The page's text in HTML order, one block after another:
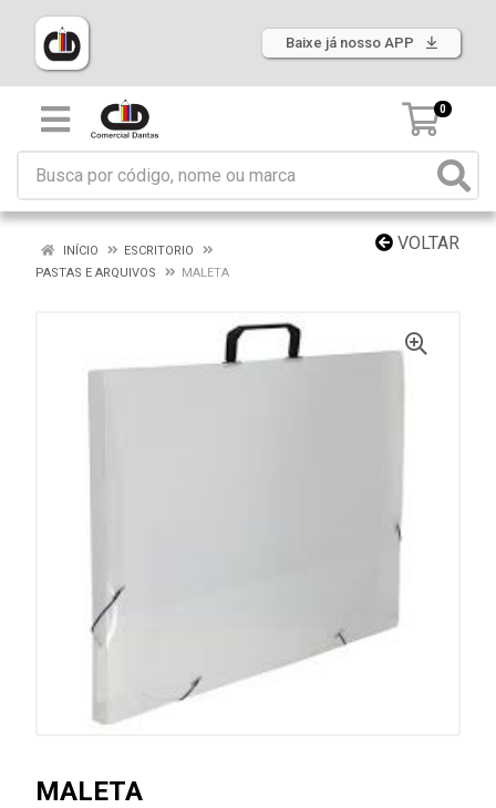
Baixe já nosso APP
0
VOLTAR
INÍCIO
ESCRITORIO
PASTAS E ARQUIVOS
MALETA
MALETA